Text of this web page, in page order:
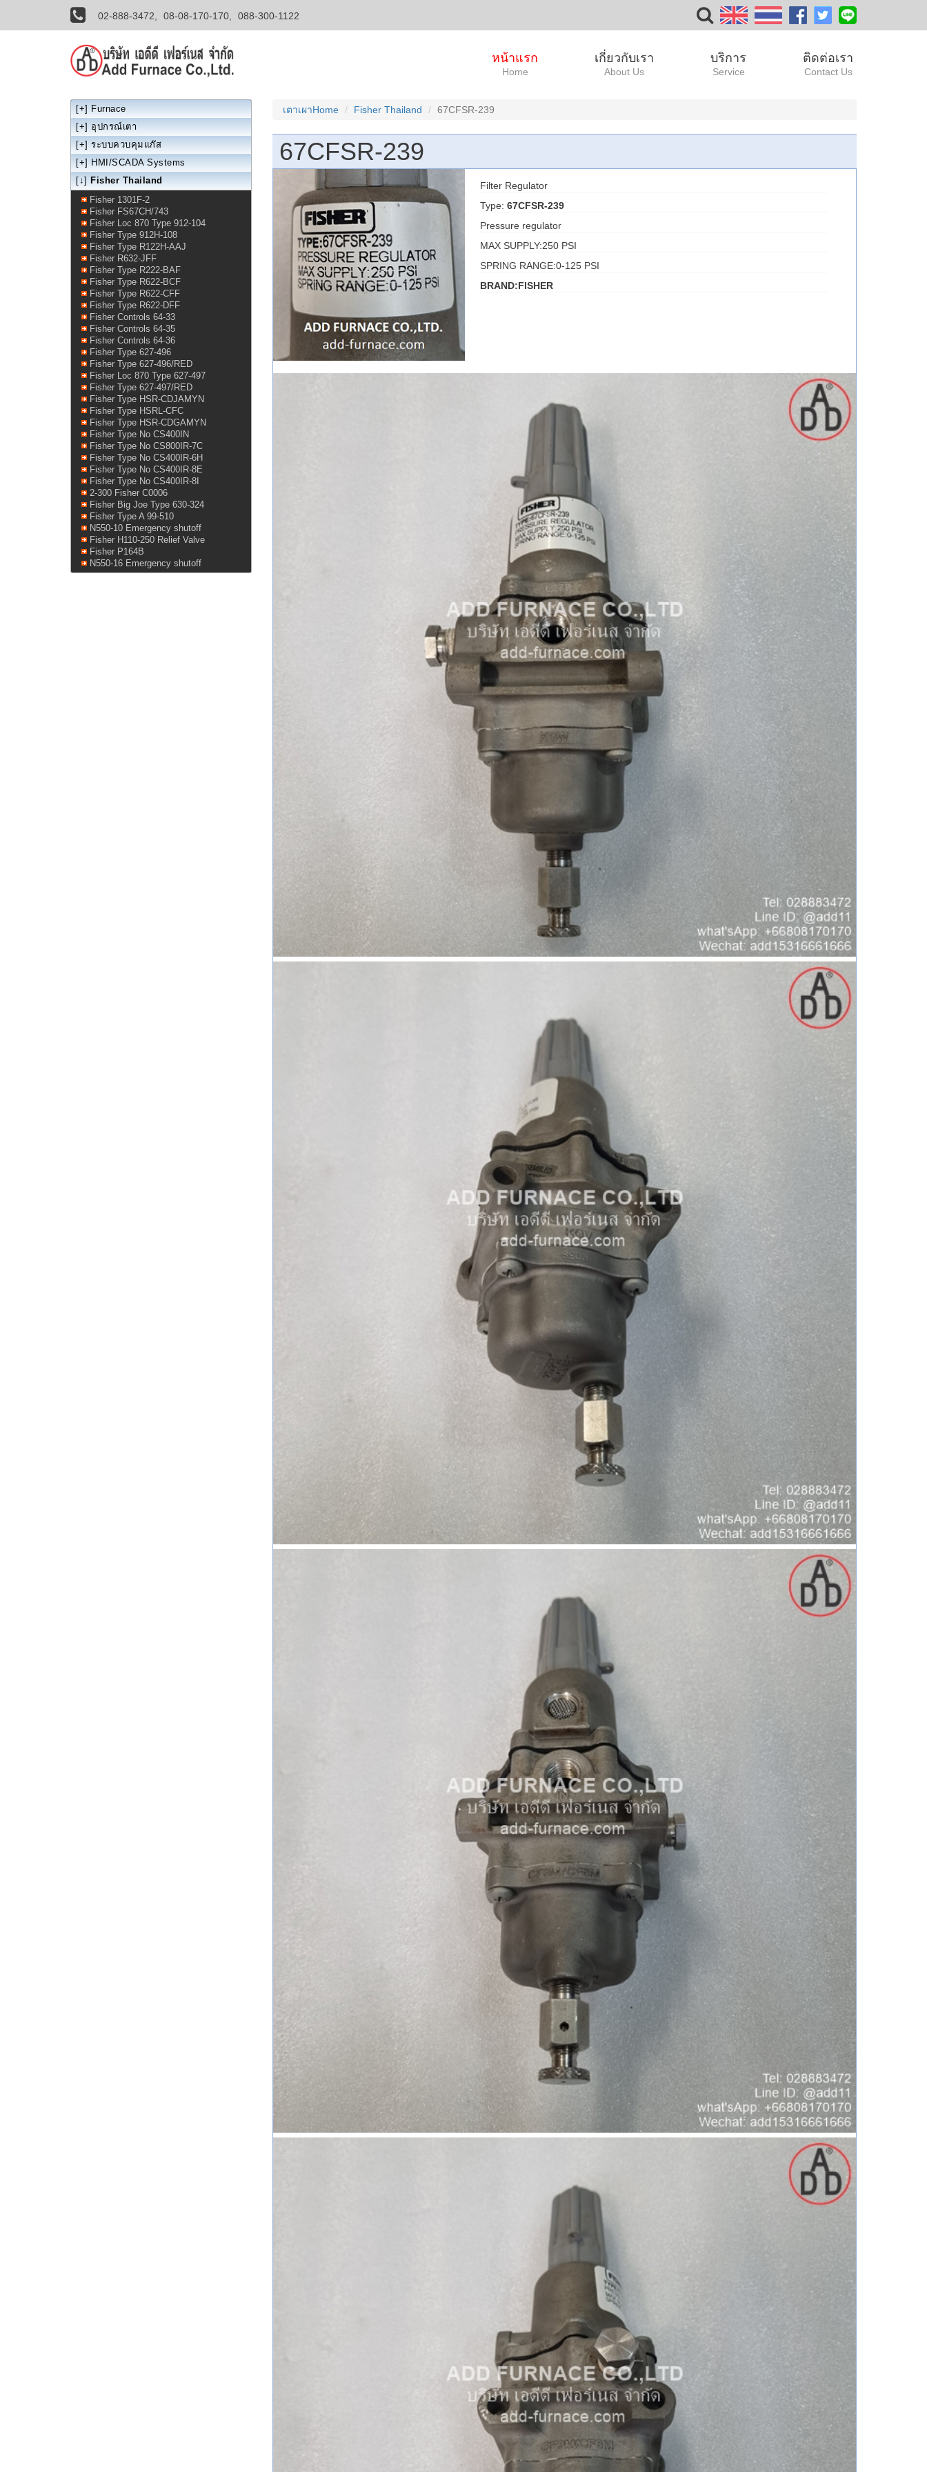
02-888-3472, 08-08-170-170, 088-300-1122
หน้าแรก
Home
เกี่ยวกับเรา
About Us
บริการ
Service
ติดต่อเรา
Contact Us
เตาเผาHome Fisher Thailand 67CFSR-239
67CFSR-239
Filter Regulator
Type: 67CFSR-239
Pressure regulator
MAX SUPPLY:250 PSI
SPRING RANGE:0-125 PSI
BRAND:FISHER
[+] Furnace
[+] อุปกรณ์เตา
[+] ระบบควบคุมแก๊ส
[+] HMI/SCADA Systems
[↓] Fisher Thailand
Fisher 1301F-2
Fisher FS67CH/743
Fisher Loc 870 Type 912-104
Fisher Type 912H-108
Fisher Type R122H-AAJ
Fisher R632-JFF
Fisher Type R222-BAF
Fisher Type R622-BCF
Fisher Type R622-CFF
Fisher Type R622-DFF
Fisher Controls 64-33
Fisher Controls 64-35
Fisher Controls 64-36
Fisher Type 627-496
Fisher Type 627-496/RED
Fisher Loc 870 Type 627-497
Fisher Type 627-497/RED
Fisher Type HSR-CDJAMYN
Fisher Type HSRL-CFC
Fisher Type HSR-CDGAMYN
Fisher Type No CS400IN
Fisher Type No CS800IR-7C
Fisher Type No CS400IR-6H
Fisher Type No CS400IR-8E
Fisher Type No CS400IR-8I
2-300 Fisher C0006
Fisher Big Joe Type 630-324
Fisher Type A 99-510
N550-10 Emergency shutoff
Fisher H110-250 Relief Valve
Fisher P164B
N550-16 Emergency shutoff